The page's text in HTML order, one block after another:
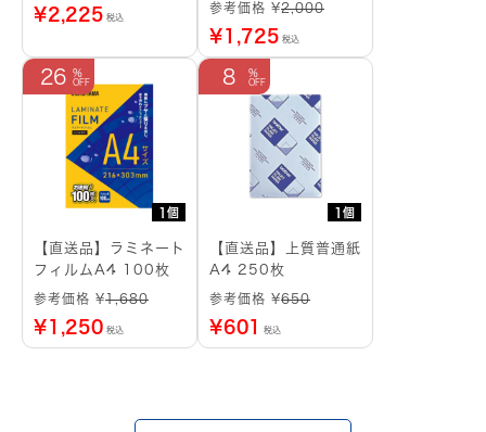
¥2,225 税込
参考価格 ¥2,000
¥1,725 税込
1個
26
【直送品】ラミネート
フィルムA4 100枚
参考価格 ¥1,680
¥1,250 税込
1個
8
【直送品】上質普通紙
A4 250枚
参考価格 ¥650
¥601 税込